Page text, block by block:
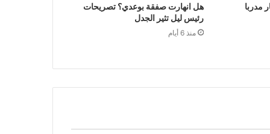
مدربا
هل انهارت صفقة بوعدي؟ تصريحات
رئيس ليل تثير الجدل
منذ 6 أيام